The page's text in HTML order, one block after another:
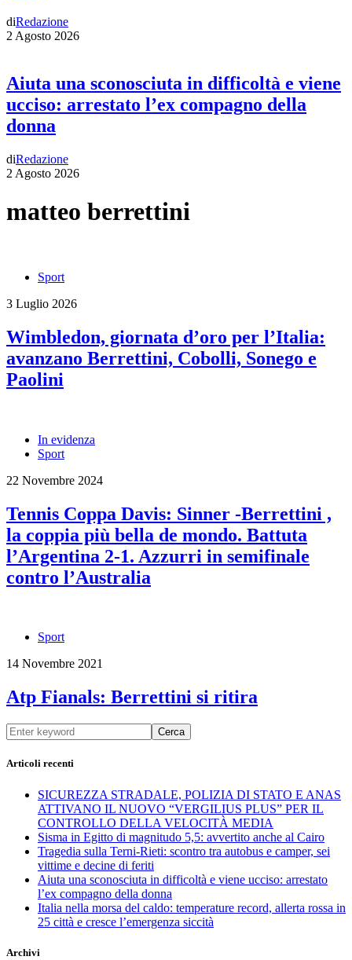
diRedazione
2 Agosto 2026
Aiuta una sconosciuta in difficoltà e viene
ucciso: arrestato l’ex compagno della
donna
diRedazione
2 Agosto 2026
matteo berrettini
Sport
3 Luglio 2026
Wimbledon, giornata d’oro per l’Italia:
avanzano Berrettini, Cobolli, Sonego e
Paolini
In evidenza
Sport
22 Novembre 2024
Tennis Coppa Davis: Sinner -Berrettini ,
la coppia più bella de mondo. Battuta
l’Argentina 2-1. Azzurri in semifinale
contro l’Australia
Sport
14 Novembre 2021
Atp Fianals: Berrettini si ritira
Cerca
Articoli recenti
SICUREZZA STRADALE, POLIZIA DI STATO E ANAS
ATTIVANO IL NUOVO “VERGILIUS PLUS” PER IL
CONTROLLO DELLA VELOCITÀ MEDIA
Sisma in Egitto di magnitudo 5,5: avvertito anche al Cairo
Tragedia sulla Terni-Rieti: scontro tra autobus e camper, sei
vittime e decine di feriti
Aiuta una sconosciuta in difficoltà e viene ucciso: arrestato
l’ex compagno della donna
Italia nella morsa del caldo: temperature record, allerta rossa in
25 città e cresce l’emergenza siccità
Archivi